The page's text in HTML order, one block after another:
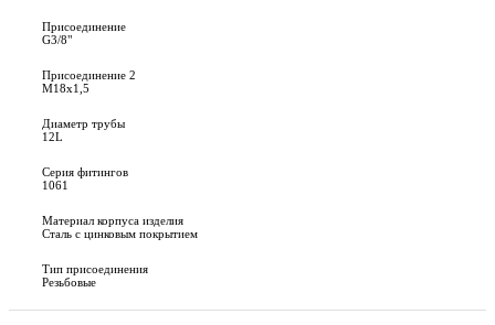
Присоединение
G3/8"
Присоединение 2
M18x1,5
Диаметр трубы
12L
Серия фитингов
1061
Материал корпуса изделия
Сталь с цинковым покрытием
Тип присоединения
Резьбовые